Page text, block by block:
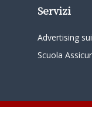
Servizi
Advertising
Scuola